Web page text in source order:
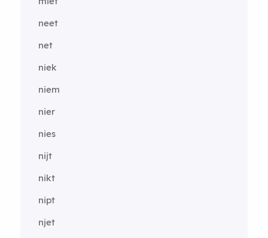
neet
net
niek
niem
nier
nies
nijt
nikt
nipt
njet